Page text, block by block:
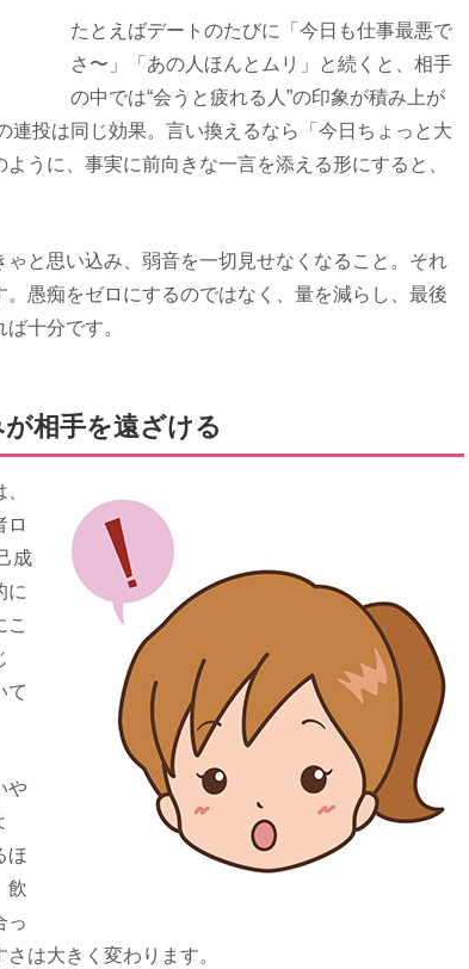
たとえばデートのたびに「今日も仕事最悪で
さ〜」「あの人ほんとムリ」と続くと、相手
の中では“会うと疲れる人”の印象が積み上が
連投は同じ効果。言い換えるなら「今日ちょっと大
うに、事実に前向きな一言を添える形にすると、
と思い込み、弱音を一切見せなくなること。それ
愚痴をゼロにするのではなく、量を減らし、最後
十分です。
相手を遠ざける
ロ
成
に
こ
て
や
ほ
飲
っ
は大きく変わります。